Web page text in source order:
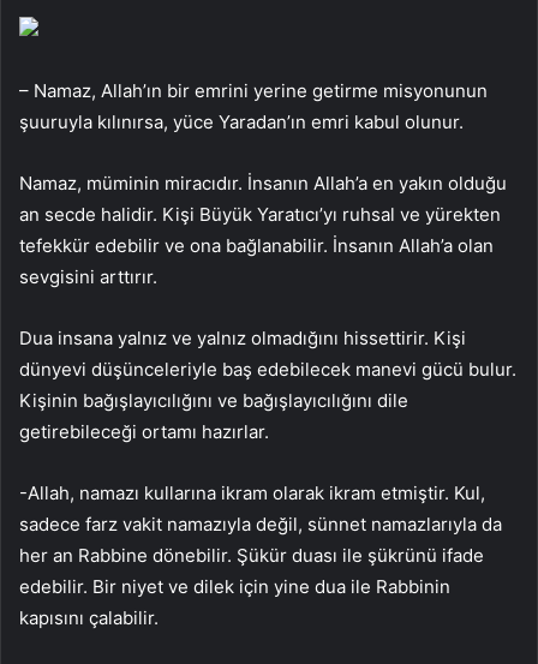
– Namaz, Allah’ın bir emrini yerine getirme misyonunun
şuuruyla kılınırsa, yüce Yaradan’ın emri kabul olunur.
Namaz, müminin miracıdır. İnsanın Allah’a en yakın olduğu
an secde halidir. Kişi Büyük Yaratıcı’yı ruhsal ve yürekten
tefekkür edebilir ve ona bağlanabilir. İnsanın Allah’a olan
sevgisini arttırır.
Dua insana yalnız ve yalnız olmadığını hissettirir. Kişi
dünyevi düşünceleriyle baş edebilecek manevi gücü bulur.
Kişinin bağışlayıcılığını ve bağışlayıcılığını dile
getirebileceği ortamı hazırlar.
-Allah, namazı kullarına ikram olarak ikram etmiştir. Kul,
sadece farz vakit namazıyla değil, sünnet namazlarıyla da
her an Rabbine dönebilir. Şükür duası ile şükrünü ifade
edebilir. Bir niyet ve dilek için yine dua ile Rabbinin
kapısını çalabilir.